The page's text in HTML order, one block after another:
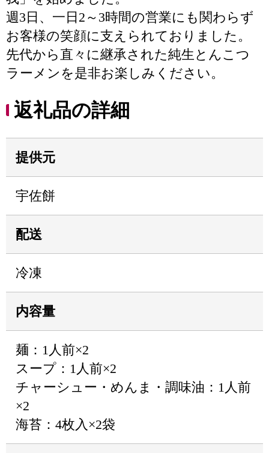
週3日、一日2～3時間の営業にも関わらず
お客様の笑顔に支えられておりました。
先代から直々に継承された純生とんこつ
ラーメンを是非お楽しみください。
返礼品の詳細
提供元
宇佐餅
配送
冷凍
内容量
麺：1人前×2
スープ：1人前×2
チャーシュー・めんま・調味油：1人前
×2
海苔：4枚入×2袋